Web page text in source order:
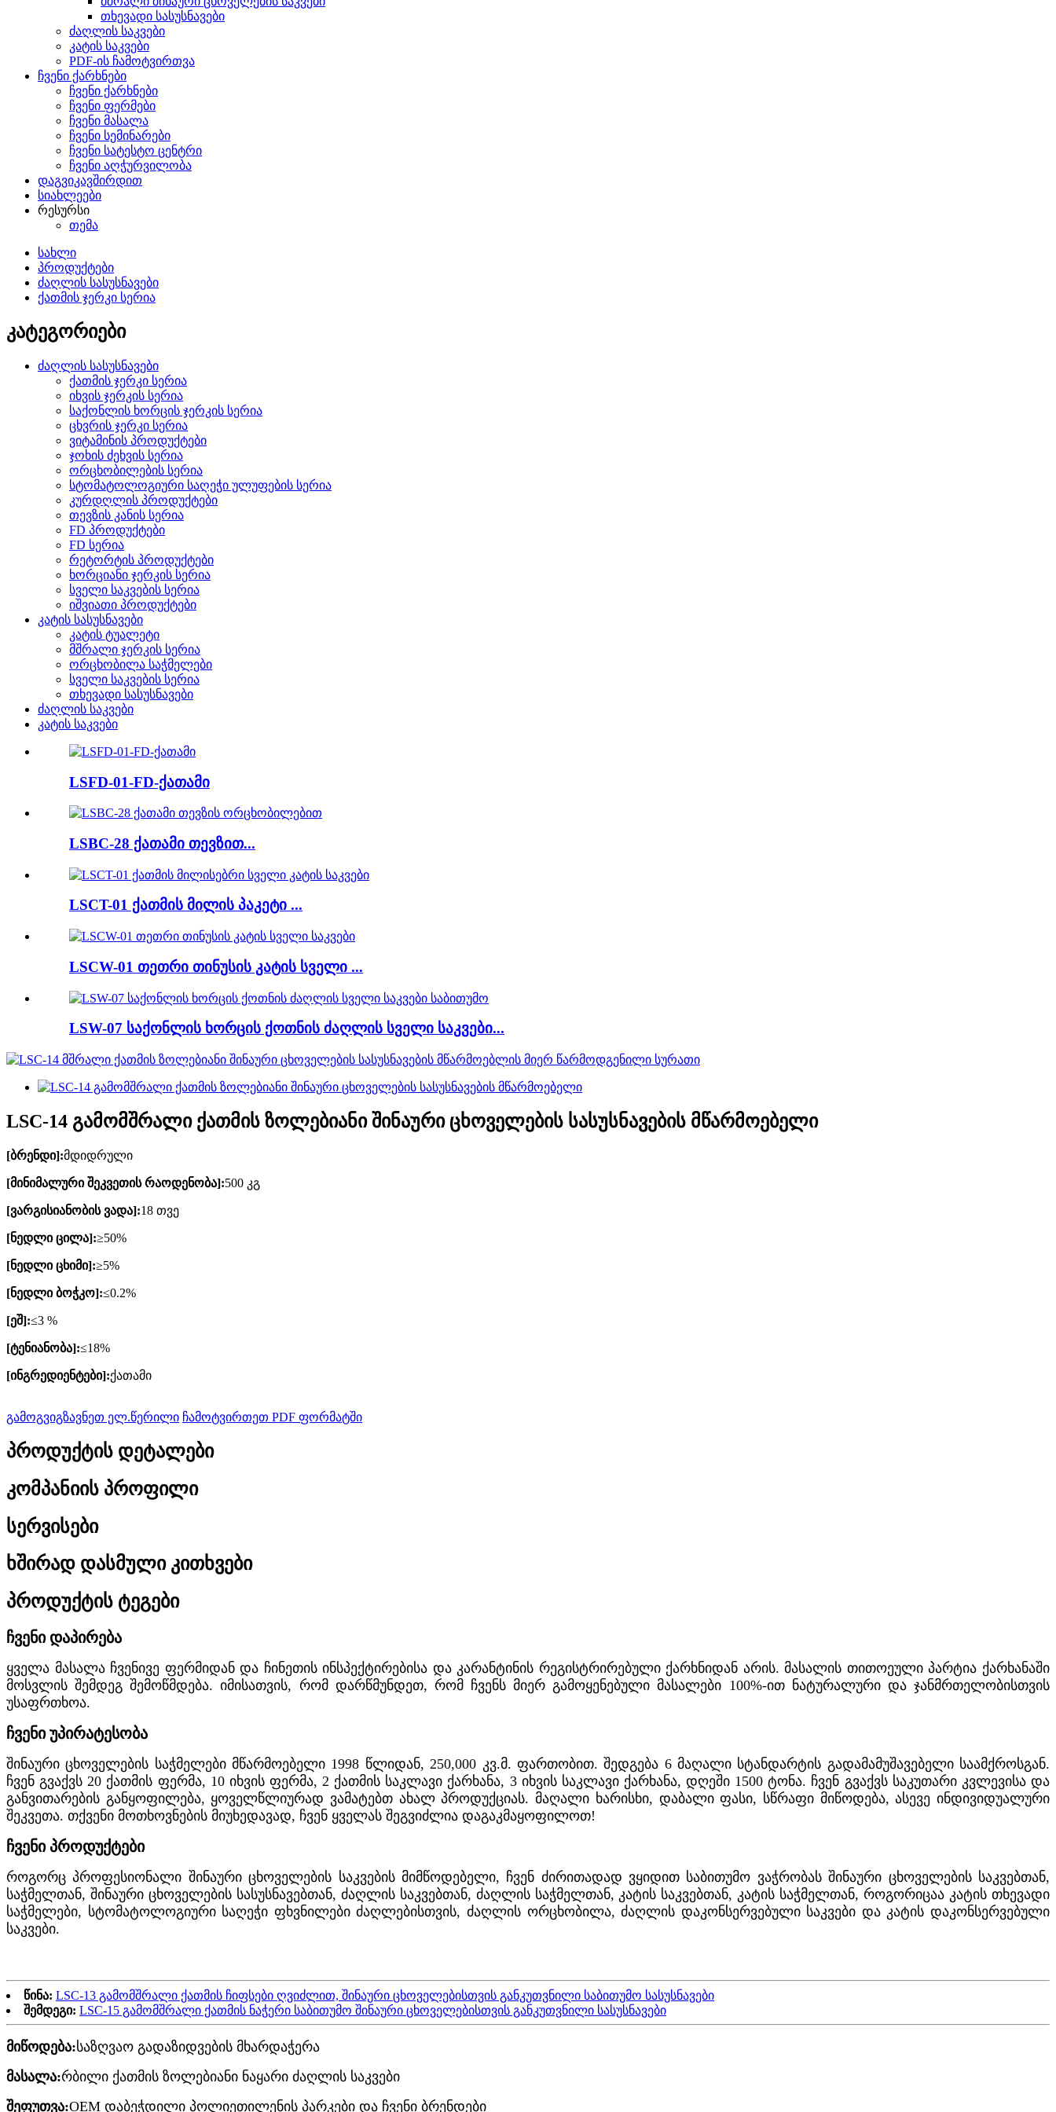
თხევადი სასუსნავები
ძაღლის საკვები
კატის საკვები
PDF-ის ჩამოტვირთვა
ჩვენი ქარხნები
ჩვენი ქარხნები
ჩვენი ფერმები
ჩვენი მასალა
ჩვენი სემინარები
ჩვენი სატესტო ცენტრი
ჩვენი აღჭურვილობა
დაგვიკავშირდით
სიახლეები
რესურსი
თემა
სახლი
პროდუქტები
ძაღლის სასუსნავები
ქათმის ჯერკი სერია
კატეგორიები
ძაღლის სასუსნავები
ქათმის ჯერკი სერია
იხვის ჯერკის სერია
საქონლის ხორცის ჯერკის სერია
ცხვრის ჯერკი სერია
ვიტამინის პროდუქტები
ჯოხის ძეხვის სერია
ორცხობილების სერია
სტომატოლოგიური საღეჭი ულუფების სერია
კურდღლის პროდუქტები
თევზის კანის სერია
FD პროდუქტები
FD სერია
რეტორტის პროდუქტები
ხორციანი ჯერკის სერია
სველი საკვების სერია
იშვიათი პროდუქტები
კატის სასუსნავები
კატის ტუალეტი
მშრალი ჯერკის სერია
ორცხობილა საჭმელები
სველი საკვების სერია
თხევადი სასუსნავები
ძაღლის საკვები
კატის საკვები
LSFD-01-FD-ქათამი
LSBC-28 ქათამი თევზით...
LSCT-01 ქათმის მილის პაკეტი ...
LSCW-01 თეთრი თინუსის კატის სველი ...
LSW-07 საქონლის ხორცის ქოთნის ძაღლის სველი საკვები...
LSC-14 გამომშრალი ქათმის ზოლებიანი შინაური ცხოველების სასუსნავების მწარმოებელი
[ბრენდი]:მდიდრული
[მინიმალური შეკვეთის რაოდენობა]:500 კგ
[ვარგისიანობის ვადა]:18 თვე
[ნედლი ცილა]:≥50%
[ნედლი ცხიმი]:≥5%
[ნედლი ბოჭკო]:≤0.2%
[ეშ]:≤3 %
[ტენიანობა]:≤18%
[ინგრედიენტები]:ქათამი
გამოგვიგზავნეთ ელ.წერილი ჩამოტვირთეთ PDF ფორმატში
პროდუქტის დეტალები
კომპანიის პროფილი
სერვისები
ხშირად დასმული კითხვები
პროდუქტის ტეგები
ჩვენი დაპირება
ყველა მასალა ჩვენივე ფერმიდან და ჩინეთის ინსპექტირებისა და კარანტინის რეგისტრირებული ქარხნიდან არის. მასალის თითოეული პარტია ქარხანაში
მოსვლის შემდეგ შემოწმდება. იმისათვის, რომ დარწმუნდეთ, რომ ჩვენს მიერ გამოყენებული მასალები 100%-ით ნატურალური და ჯანმრთელობისთვის
უსაფრთხოა.
ჩვენი უპირატესობა
შინაური ცხოველების საჭმელები მწარმოებელი 1998 წლიდან, 250,000 კვ.მ. ფართობით. შედგება 6 მაღალი სტანდარტის გადამამუშავებელი საამქროსგან.
ჩვენ გვაქვს 20 ქათმის ფერმა, 10 იხვის ფერმა, 2 ქათმის საკლავი ქარხანა, 3 იხვის საკლავი ქარხანა, დღეში 1500 ტონა. ჩვენ გვაქვს საკუთარი კვლევისა და
განვითარების განყოფილება, ყოველწლიურად ვამატებთ ახალ პროდუქციას. მაღალი ხარისხი, დაბალი ფასი, სწრაფი მიწოდება, ასევე ინდივიდუალური
შეკვეთა. თქვენი მოთხოვნების მიუხედავად, ჩვენ ყველას შეგვიძლია დაგაკმაყოფილოთ!
ჩვენი პროდუქტები
როგორც პროფესიონალი შინაური ცხოველების საკვების მიმწოდებელი, ჩვენ ძირითადად ვყიდით საბითუმო ვაჭრობას შინაური ცხოველების საკვებთან,
საჭმელთან, შინაური ცხოველების სასუსნავებთან, ძაღლის საკვებთან, ძაღლის საჭმელთან, კატის საკვებთან, კატის საჭმელთან, როგორიცაა კატის თხევადი
საჭმელები, სტომატოლოგიური საღეჭი ფხვნილები ძაღლებისთვის, ძაღლის ორცხობილა, ძაღლის დაკონსერვებული საკვები და კატის დაკონსერვებული
საკვები.
წინა: LSC-13 გამომშრალი ქათმის ჩიფსები ღვიძლით, შინაური ცხოველებისთვის განკუთვნილი საბითუმო სასუსნავები
შემდეგი: LSC-15 გამომშრალი ქათმის ნაჭერი საბითუმო შინაური ცხოველებისთვის განკუთვნილი სასუსნავები
მიწოდება:საზღვაო გადაზიდვების მხარდაჭერა
მასალა:რბილი ქათმის ზოლებიანი ნაყარი ძაღლის საკვები
შეფუთვა:OEM დაბეჭდილი პოლიეთილენის პარკები და ჩვენი ბრენდები